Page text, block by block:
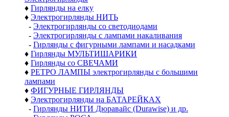
♦ Гирлянды на елку
♦ Электрогирлянды НИТЬ
- Электрогирлянды со светодиодами
- Электрогирлянды с лампами накаливания
- Гирлянды с фигурными лампами и насадками
♦ Гирлянды МУЛЬТИШАРИКИ
♦ Гирлянды со СВЕЧАМИ
♦ РЕТРО ЛАМПЫ электрогирлянды с большими
лампами
♦ ФИГУРНЫЕ ГИРЛЯНДЫ
♦ Электрогирлянды на БАТАРЕЙКАХ
- Гирлянды НИТИ Дюравайс (Durawise) и др.